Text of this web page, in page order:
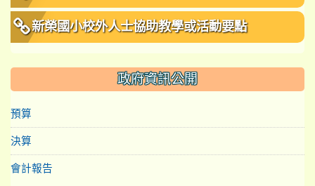
新榮國小校外人士協助教學或活動要點
政府資訊公開
預算
決算
會計報告